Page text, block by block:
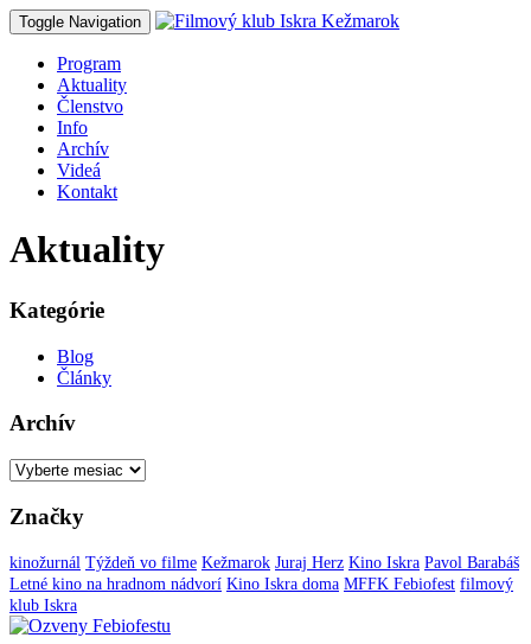
Toggle Navigation
Program
Aktuality
Členstvo
Info
Archív
Videá
Kontakt
Aktuality
Kategórie
Blog
Články
Archív
Archív
Značky
kinožurnál Týždeň vo filme Kežmarok Juraj Herz Kino Iskra Pavol Barabáš
Letné kino na hradnom nádvorí Kino Iskra doma MFFK Febiofest filmový
klub Iskra